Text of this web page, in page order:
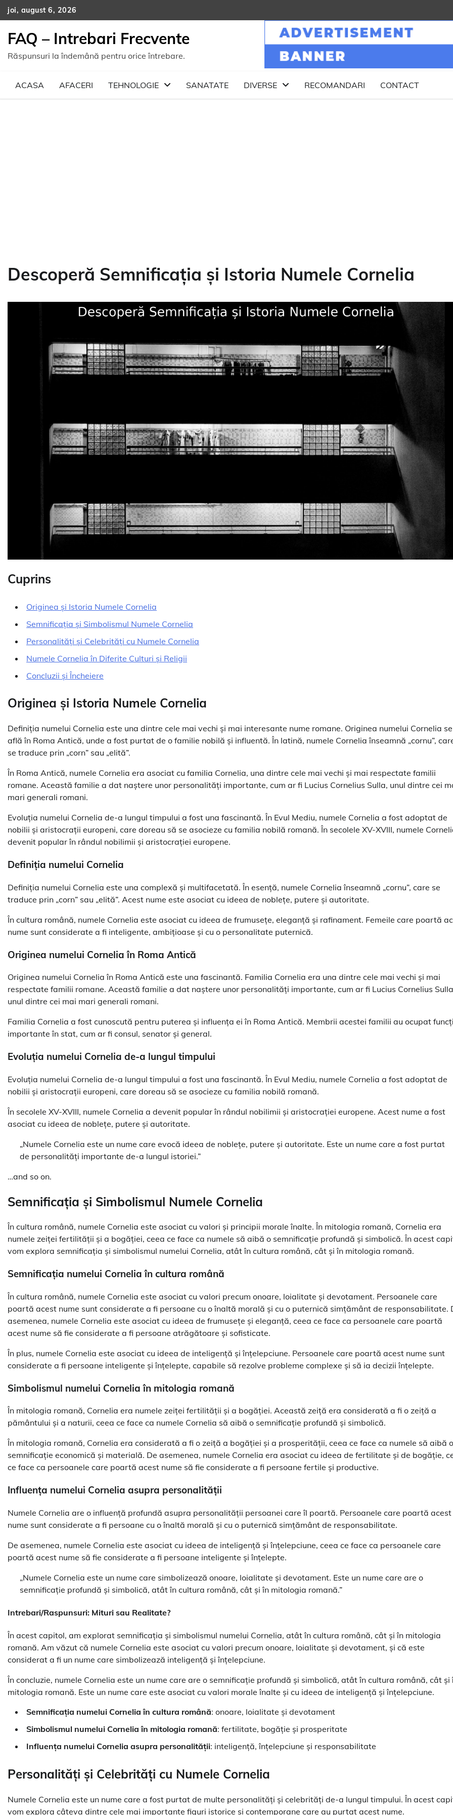
Skip
to
joi, august 6, 2026
FAQ – Intrebari Frecvente
Răspunsuri la îndemână pentru orice întrebare.
ACASA AFACERI TEHNOLOGIE SANATATE DIVERSE RECOMANDARI CONTACT
Descoperă Semnificația și Istoria Numele Cornelia
Cuprins
Originea și Istoria Numele Cornelia
Semnificația și Simbolismul Numele Cornelia
Personalități și Celebrități cu Numele Cornelia
Numele Cornelia în Diferite Culturi și Religii
Concluzii și Încheiere
Originea și Istoria Numele Cornelia
Definiția numelui Cornelia este una dintre cele mai vechi și mai interesante nume romane. Originea numelui Cornelia se
află în Roma Antică, unde a fost purtat de o familie nobilă și influentă. În latină, numele Cornelia înseamnă „cornu”,
se traduce prin „corn” sau „elită”.
În Roma Antică, numele Cornelia era asociat cu familia Cornelia, una dintre cele mai vechi și mai respectate familii
romane. Această familie a dat naștere unor personalități importante, cum ar fi Lucius Cornelius Sulla, unul dintre cei
mari generali romani.
Evoluția numelui Cornelia de-a lungul timpului a fost una fascinantă. În Evul Mediu, numele Cornelia a fost adoptat de
nobilii și aristocrații europeni, care doreau să se asocieze cu familia nobilă romană. În secolele XV-XVIII, numele
devenit popular în rândul nobilimii și aristocrației europene.
Definiția numelui Cornelia
Definiția numelui Cornelia este una complexă și multifacetată. În esență, numele Cornelia înseamnă „cornu”, care se
traduce prin „corn” sau „elită”. Acest nume este asociat cu ideea de noblețe, putere și autoritate.
În cultura română, numele Cornelia este asociat cu ideea de frumusețe, eleganță și rafinament. Femeile care poartă
nume sunt considerate a fi inteligente, ambițioase și cu o personalitate puternică.
Originea numelui Cornelia în Roma Antică
Originea numelui Cornelia în Roma Antică este una fascinantă. Familia Cornelia era una dintre cele mai vechi și mai
respectate familii romane. Această familie a dat naștere unor personalități importante, cum ar fi Lucius Cornelius
unul dintre cei mai mari generali romani.
Familia Cornelia a fost cunoscută pentru puterea și influența ei în Roma Antică. Membrii acestei familii au ocupat
importante în stat, cum ar fi consul, senator și general.
Evoluția numelui Cornelia de-a lungul timpului
Evoluția numelui Cornelia de-a lungul timpului a fost una fascinantă. În Evul Mediu, numele Cornelia a fost adoptat de
nobilii și aristocrații europeni, care doreau să se asocieze cu familia nobilă romană.
În secolele XV-XVIII, numele Cornelia a devenit popular în rândul nobilimii și aristocrației europene. Acest nume a fost
asociat cu ideea de noblețe, putere și autoritate.
„Numele Cornelia este un nume care evocă ideea de noblețe, putere și autoritate. Este un nume care a fost purtat
de personalități importante de-a lungul istoriei.”
…and so on.
Semnificația și Simbolismul Numele Cornelia
În cultura română, numele Cornelia este asociat cu valori și principii morale înalte. În mitologia romană, Cornelia era
numele zeiței fertilității și a bogăției, ceea ce face ca numele să aibă o semnificație profundă și simbolică. În acest
vom explora semnificația și simbolismul numelui Cornelia, atât în cultura română, cât și în mitologia romană.
Semnificația numelui Cornelia în cultura română
În cultura română, numele Cornelia este asociat cu valori precum onoare, loialitate și devotament. Persoanele care
poartă acest nume sunt considerate a fi persoane cu o înaltă morală și cu o puternică simțământ de responsabilitate.
asemenea, numele Cornelia este asociat cu ideea de frumusețe și eleganță, ceea ce face ca persoanele care poartă
acest nume să fie considerate a fi persoane atrăgătoare și sofisticate.
În plus, numele Cornelia este asociat cu ideea de inteligență și înțelepciune. Persoanele care poartă acest nume sunt
considerate a fi persoane inteligente și înțelepte, capabile să rezolve probleme complexe și să ia decizii înțelepte.
Simbolismul numelui Cornelia în mitologia romană
În mitologia romană, Cornelia era numele zeiței fertilității și a bogăției. Această zeiță era considerată a fi o zeiță a
pământului și a naturii, ceea ce face ca numele Cornelia să aibă o semnificație profundă și simbolică.
În mitologia romană, Cornelia era considerată a fi o zeiță a bogăției și a prosperității, ceea ce face ca numele să aibă o
semnificație economică și materială. De asemenea, numele Cornelia era asociat cu ideea de fertilitate și de bogăție,
ce face ca persoanele care poartă acest nume să fie considerate a fi persoane fertile și productive.
Influența numelui Cornelia asupra personalității
Numele Cornelia are o influență profundă asupra personalității persoanei care îl poartă. Persoanele care poartă acest
nume sunt considerate a fi persoane cu o înaltă morală și cu o puternică simțământ de responsabilitate.
De asemenea, numele Cornelia este asociat cu ideea de inteligență și înțelepciune, ceea ce face ca persoanele care
poartă acest nume să fie considerate a fi persoane inteligente și înțelepte.
„Numele Cornelia este un nume care simbolizează onoare, loialitate și devotament. Este un nume care are o
semnificație profundă și simbolică, atât în cultura română, cât și în mitologia romană.”
Intrebari/Raspunsuri: Mituri sau Realitate?
În acest capitol, am explorat semnificația și simbolismul numelui Cornelia, atât în cultura română, cât și în mitologia
romană. Am văzut că numele Cornelia este asociat cu valori precum onoare, loialitate și devotament, și că este
considerat a fi un nume care simbolizează inteligență și înțelepciune.
În concluzie, numele Cornelia este un nume care are o semnificație profundă și simbolică, atât în cultura română, cât și
mitologia romană. Este un nume care este asociat cu valori morale înalte și cu ideea de inteligență și înțelepciune.
Semnificația numelui Cornelia în cultura română: onoare, loialitate și devotament
Simbolismul numelui Cornelia în mitologia romană: fertilitate, bogăție și prosperitate
Influența numelui Cornelia asupra personalității: inteligență, înțelepciune și responsabilitate
Personalități și Celebrități cu Numele Cornelia
Numele Cornelia este un nume care a fost purtat de multe personalități și celebrități de-a lungul timpului. În acest
vom explora câteva dintre cele mai importante figuri istorice și contemporane care au purtat acest nume.